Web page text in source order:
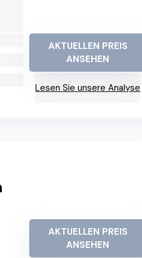
AKTUELLEN PREIS
ANSEHEN
Lesen Sie unsere Analyse
AKTUELLEN PREIS
ANSEHEN